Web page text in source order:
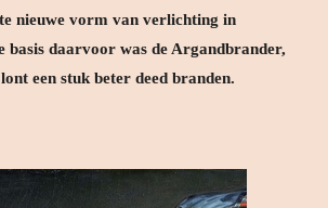
nieuwe vorm van verlichting in
basis daarvoor was de Argandbrander,
een stuk beter deed branden.